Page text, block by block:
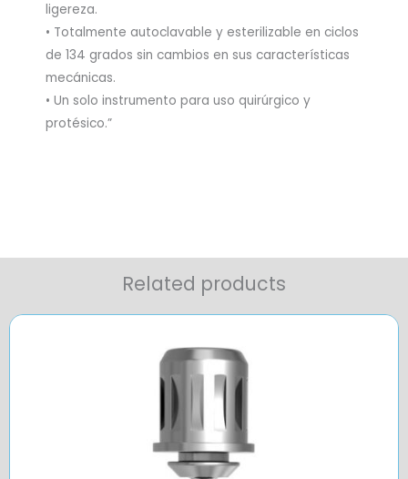
ligereza.
• Totalmente autoclavable y esterilizable en ciclos
de 134 grados sin cambios en sus características
mecánicas.
• Un solo instrumento para uso quirúrgico y
protésico.”
Related products